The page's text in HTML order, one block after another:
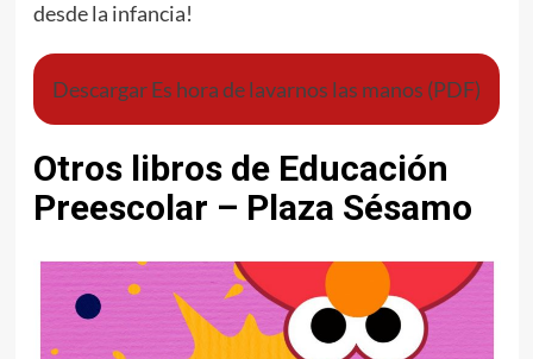
desde la infancia!
Descargar Es hora de lavarnos las manos (PDF)
Otros libros de Educación
Preescolar – Plaza Sésamo